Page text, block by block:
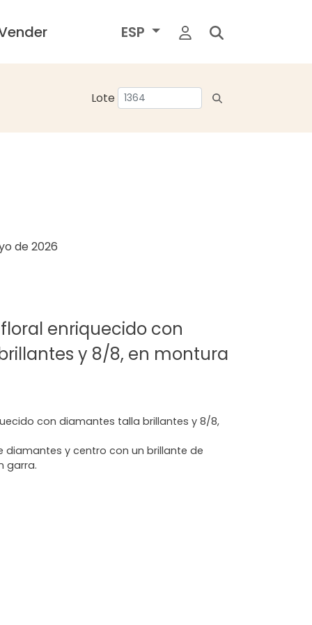
ESP
Lote
de 2026
enriquecido con
y 8/8, en montura
con diamantes talla brillantes y 8/8,
diamantes y centro con un brillante de
garra.